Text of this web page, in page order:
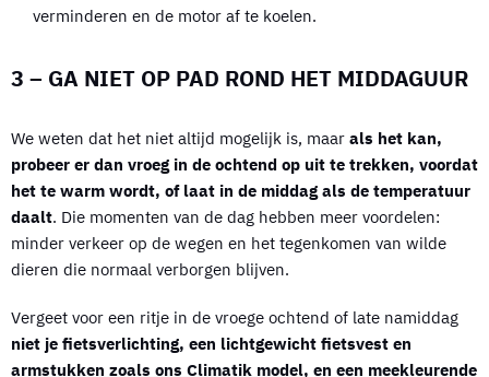
verminderen en de motor af te koelen.
3 – GA NIET OP PAD ROND HET MIDDAGUUR
We weten dat het niet altijd mogelijk is, maar als het kan,
probeer er dan vroeg in de ochtend op uit te trekken, voordat
het te warm wordt, of laat in de middag als de temperatuur
daalt. Die momenten van de dag hebben meer voordelen:
minder verkeer op de wegen en het tegenkomen van wilde
dieren die normaal verborgen blijven.
Vergeet voor een ritje in de vroege ochtend of late namiddag
niet je fietsverlichting, een lichtgewicht fietsvest en
armstukken zoals ons Climatik model, en een meekleurende